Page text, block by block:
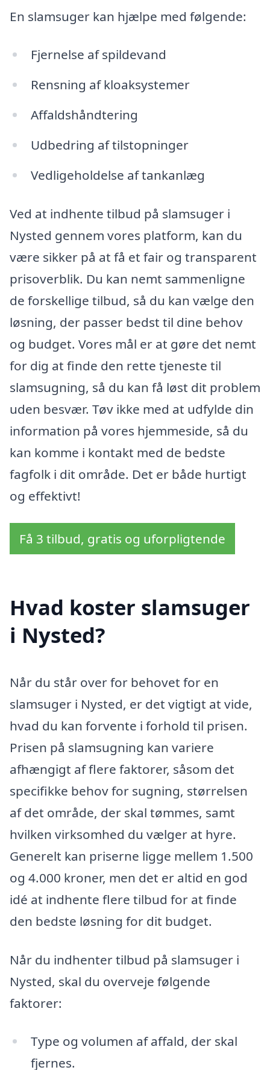
En slamsuger kan hjælpe med følgende:
Fjernelse af spildevand
Rensning af kloaksystemer
Affaldshåndtering
Udbedring af tilstopninger
Vedligeholdelse af tankanlæg
Ved at indhente tilbud på slamsuger i
Nysted gennem vores platform, kan du
være sikker på at få et fair og transparent
prisoverblik. Du kan nemt sammenligne
de forskellige tilbud, så du kan vælge den
løsning, der passer bedst til dine behov
og budget. Vores mål er at gøre det nemt
for dig at finde den rette tjeneste til
slamsugning, så du kan få løst dit problem
uden besvær. Tøv ikke med at udfylde din
information på vores hjemmeside, så du
kan komme i kontakt med de bedste
fagfolk i dit område. Det er både hurtigt
og effektivt!
Få 3 tilbud, gratis og uforpligtende
Hvad koster slamsuger
i Nysted?
Når du står over for behovet for en
slamsuger i Nysted, er det vigtigt at vide,
hvad du kan forvente i forhold til prisen.
Prisen på slamsugning kan variere
afhængigt af flere faktorer, såsom det
specifikke behov for sugning, størrelsen
af det område, der skal tømmes, samt
hvilken virksomhed du vælger at hyre.
Generelt kan priserne ligge mellem 1.500
og 4.000 kroner, men det er altid en god
idé at indhente flere tilbud for at finde
den bedste løsning for dit budget.
Når du indhenter tilbud på slamsuger i
Nysted, skal du overveje følgende
faktorer:
Type og volumen af affald, der skal
fjernes.